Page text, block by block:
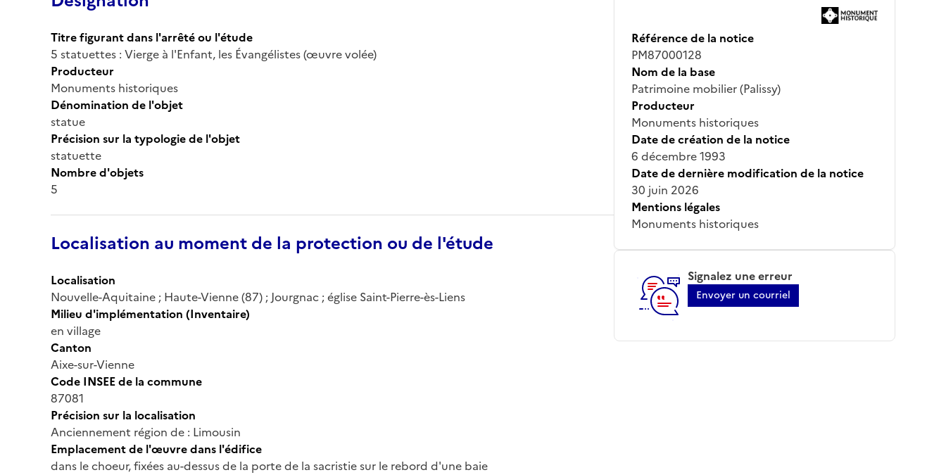
Titre figurant dans l'arrêté ou l'étude
5 statuettes : Vierge à l'Enfant, les Évangélistes (œuvre volée)
Producteur
Monuments historiques
Dénomination de l'objet
statue
Précision sur la typologie de l'objet
statuette
Nombre d'objets
5
Localisation au moment de la protection ou de l'étude
Localisation
Nouvelle-Aquitaine ; Haute-Vienne (87) ; Jourgnac ; église Saint-Pierre-ès-Liens
Milieu d'implémentation (Inventaire)
en village
Canton
Aixe-sur-Vienne
Code INSEE de la commune
87081
Précision sur la localisation
Anciennement région de : Limousin
Emplacement de l'œuvre dans l'édifice
dans le choeur, fixées au-dessus de la porte de la sacristie sur le rebord d'une baie
Référence de la notice
PM87000128
Nom de la base
Patrimoine mobilier (Palissy)
Producteur
Monuments historiques
Date de création de la notice
6 décembre 1993
Date de dernière modification de la notice
30 juin 2026
Mentions légales
Monuments historiques
Signalez une erreur
Envoyer un courriel